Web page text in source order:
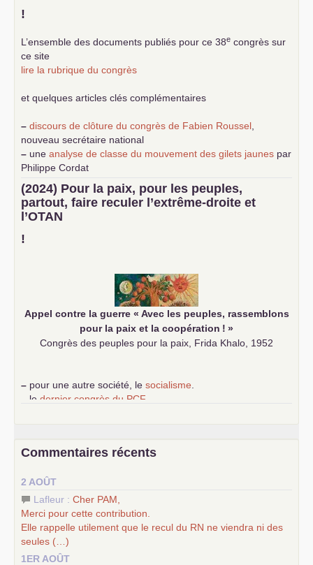
!
L’ensemble des documents publiés pour ce 38e congrès sur
ce site
lire la rubrique du congrès
et quelques articles clés complémentaires
– discours de clôture du congrès de Fabien Roussel
nouveau secrétaire national
– une analyse de classe du mouvement des gilets jaunes par
Philippe Cordat
–
un texte de Jean-Claude Delaunay
le marxisme est la
science sociale de notre temps
–un appel proposé aux partis communistes et ouvrier
d’Europe
–
(2024) Pour la paix, pour les peuples,
partout, faire reculer l’extrême-droite et
l’OTAN
!
Appel contre la guerre « Avec les peuples, rassemblons
pour la paix et la coopération ! »
Congrès des peuples pour la paix, Frida Khalo, 1952
– pour une autre société, le socialisme
le dernier congrès du PCF
science sociale de notre temps
d’Europe
–lescinq chantiers pour contribuer au débat sur le projet
communiste
Commentaires récents
2 AOÛT
Lafleur : Cher PAM
Merci pour cette contribution.
Elle rappelle utilement que le recul du RN ne viendra ni des
seules (…)
1ER AOÛT